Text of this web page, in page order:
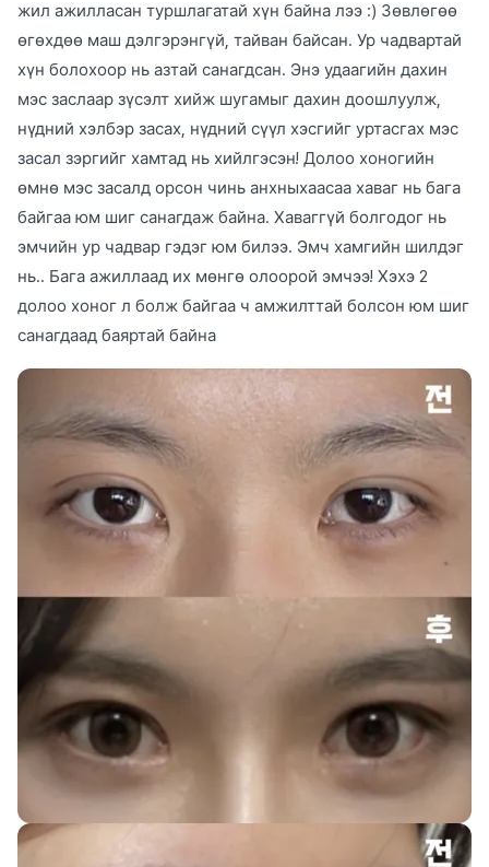
жил ажилласан туршлагатай хүн байна лээ :) Зөвлөгөө
өгөхдөө маш дэлгэрэнгүй, тайван байсан. Ур чадвартай
хүн болохоор нь азтай санагдсан. Энэ удаагийн дахин
мэс заслаар зүсэлт хийж шугамыг дахин доошлуулж,
нүдний хэлбэр засах, нүдний сүүл хэсгийг уртасгах мэс
засал зэргийг хамтад нь хийлгэсэн! Долоо хоногийн
өмнө мэс засалд орсон чинь анхныхаасаа хаваг нь бага
байгаа юм шиг санагдаж байна. Хаваггүй болгодог нь
эмчийн ур чадвар гэдэг юм билээ. Эмч хамгийн шилдэг
нь.. Бага ажиллаад их мөнгө олоорой эмчээ! Хэхэ 2
долоо хоног л болж байгаа ч амжилттай болсон юм шиг
санагдаад баяртай байна